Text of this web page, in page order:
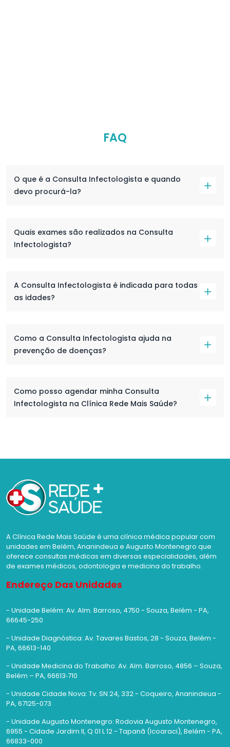
FAQ
O que é a Consulta Infectologista e quando
devo procurá-la?
Quais exames são realizados na Consulta
Infectologista?
A Consulta Infectologista é indicada para todas
as idades?
Como a Consulta Infectologista ajuda na
prevenção de doenças?
Como posso agendar minha Consulta
Infectologista na Clínica Rede Mais Saúde?
A Clínica Rede Mais Saúde é uma clínica médica popular com
unidades em Belém, Ananindeua e Augusto Montenegro que
oferece consultas médicas em diversas especialidades, além
de exames médicos, odontologia e medicina do trabalho.
Endereço Das Unidades
- Unidade Belém: Av. Alm. Barroso, 4750 - Souza, Belém - PA,
66645-250
- Unidade Diagnóstica: Av. Tavares Bastos, 28 - Souza, Belém -
PA, 66613-140
- Unidade Medicina do Trabalho: Av. Alm. Barroso, 4856 – Souza,
Belém – PA, 66613‑710
- Unidade Cidade Nova: Tv. SN 24, 332 - Coqueiro, Ananindeua -
PA, 67125-073
- Unidade Augusto Montenegro: Rodovia Augusto Montenegro,
6955 - Cidade Jardim II, Q 01 L 12 - Tapanã (Icoaraci), Belém - PA,
66833-000